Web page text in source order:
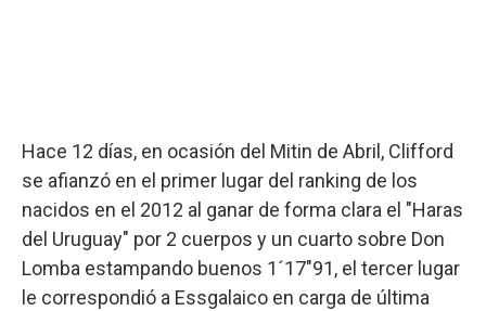
Hace 12 días, en ocasión del Mitin de Abril, Clifford
se afianzó en el primer lugar del ranking de los
nacidos en el 2012 al ganar de forma clara el "Haras
del Uruguay" por 2 cuerpos y un cuarto sobre Don
Lomba estampando buenos 1´17"91, el tercer lugar
le correspondió a Essgalaico en carga de última